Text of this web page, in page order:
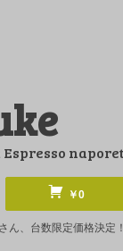
￥0
ん、台数限定価格決定